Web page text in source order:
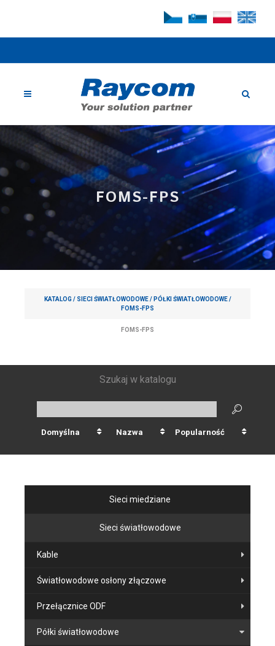
FOMS-FPS
KATALOG / SIECI ŚWIATŁOWODOWE/ PÓŁKI ŚWIATŁOWODOWE/
FOMS-FPS
FOMS-FPS
Szukaj w katalogu
Domyślna Nazwa Popularność
Sieci miedziane
Sieci światłowodowe
Kable
Światłowodowe osłony złączowe
Przełącznice ODF
Półki światłowodowe